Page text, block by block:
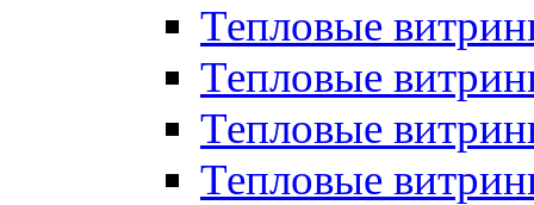
Тепловые
Тепловые
Тепловые
Тепловые